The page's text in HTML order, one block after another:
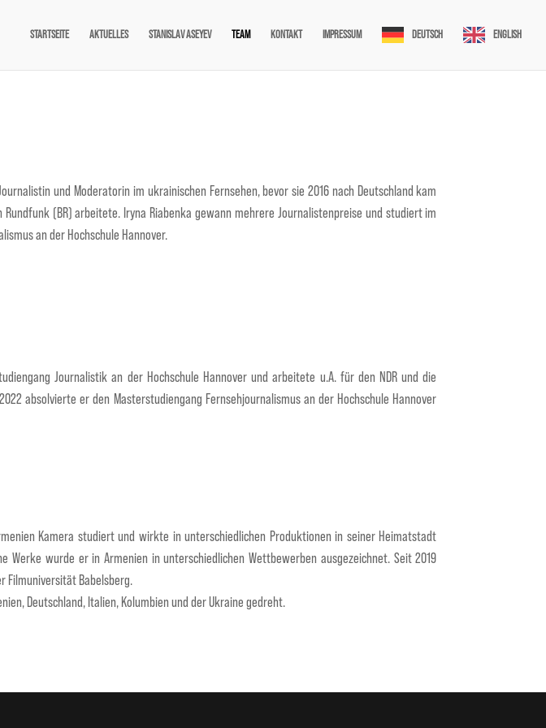
STARTSEITE AKTUELLES STANISLAV ASEYEV TEAM KONTAKT IMPRESSUM DEUTSCH ENGLISH
und Moderatorin im ukrainischen Fernsehen, bevor sie 2016 nach Deutschland kam
Rundfunk (BR) arbeitete. Iryna Riabenka gewann mehrere Journalistenpreise und studiert im
an der Hochschule Hannover.
Journalistik an der Hochschule Hannover und arbeitete u.A. für den NDR und die
absolvierte er den Masterstudiengang Fernsehjournalismus an der Hochschule Hannover
Kamera studiert und wirkte in unterschiedlichen Produktionen in seiner Heimatstadt
Werke wurde er in Armenien in unterschiedlichen Wettbewerben ausgezeichnet. Seit 2019
Filmuniversität Babelsberg.
Deutschland, Italien, Kolumbien und der Ukraine gedreht.